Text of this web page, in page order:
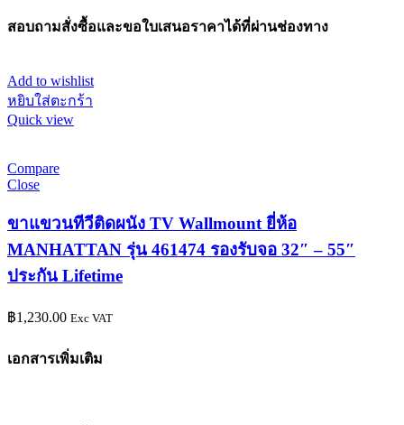
สอบถามสั่งซื้อและขอใบเสนอราคาได้ที่ผ่านช่องทาง
Add to wishlist
หยิบใส่ตะกร้า
Quick view
Compare
Close
ขาแขวนทีวีติดผนัง TV Wallmount ยี่ห้อ
MANHATTAN รุ่น 461474 รองรับจอ 32″ – 55″
ประกัน Lifetime
฿1,230.00 Exc VAT
เอกสารเพิ่มเติม